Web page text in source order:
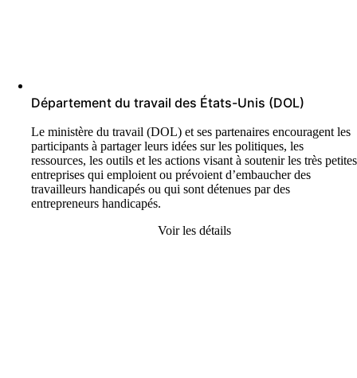
Département du travail des États-Unis (DOL)
Le ministère du travail (DOL) et ses partenaires encouragent les
participants à partager leurs idées sur les politiques, les
ressources, les outils et les actions visant à soutenir les très petites
entreprises qui emploient ou prévoient d’embaucher des
travailleurs handicapés ou qui sont détenues par des
entrepreneurs handicapés.
Voir les détails